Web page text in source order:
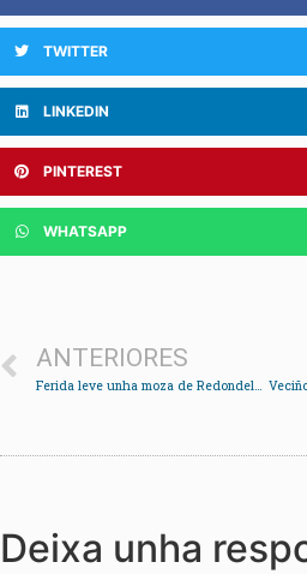
TWITTER
LINKEDIN
PINTEREST
WHATSAPP
ANTERIORES
Ferida leve unha moza de Redondela nun accidente na N-550 á altura da gasolineira de Santa Mariña
Deixa unha